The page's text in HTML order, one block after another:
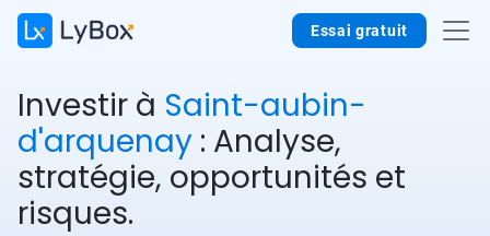
Essai gratuit
Investir à Saint-aubin-
d'arquenay : Analyse,
stratégie, opportunités et
risques.